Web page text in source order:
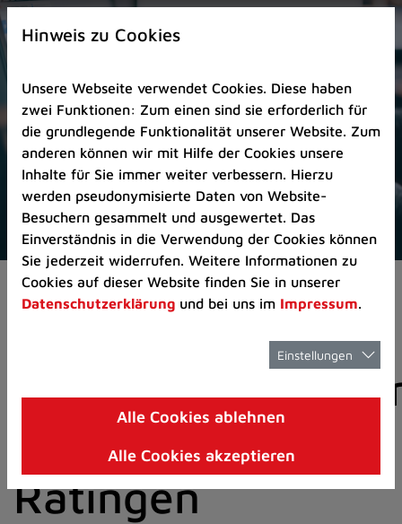
Zur
Startseite
Zum
Seitenanfang
springen
(Schnelltaste
A)
Zur
Navigation/Menü
springen
(Schnelltaste
M)
Zur
8)
I)
Pressemeldungen
der Stadt
Ratingen
Hinweis zu Cookies
Unsere Webseite verwendet Cookies. Diese haben
zwei Funktionen: Zum einen sind sie erforderlich für
die grundlegende Funktionalität unserer Website. Zum
anderen können wir mit Hilfe der Cookies unsere
Inhalte für Sie immer weiter verbessern. Hierzu
werden pseudonymisierte Daten von Website-
Besuchern gesammelt und ausgewertet. Das
Einverständnis in die Verwendung der Cookies können
Sie jederzeit widerrufen. Weitere Informationen zu
Cookies auf dieser Website finden Sie in unserer
Datenschutzerklärung und bei uns im Impressum.
Einstellungen
Alle Cookies ablehnen
Alle Cookies akzeptieren